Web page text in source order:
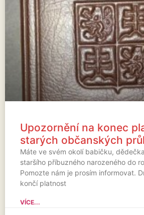
Upozornění na konec
starých občanských
Máte ve svém okolí babičku,
staršího příbuzného narozeného do
Pomozte nám je prosím informovat.
končí platnost
VÍCE...